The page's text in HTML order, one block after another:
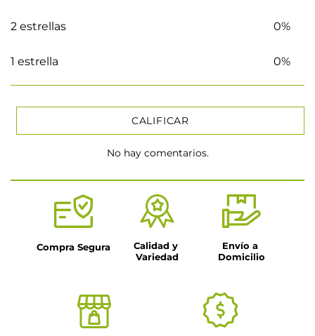
2 estrellas 0%
1 estrella 0%
CALIFICAR
No hay comentarios.
Compra Segura
Calidad y
Variedad
Envío a
Domicilio